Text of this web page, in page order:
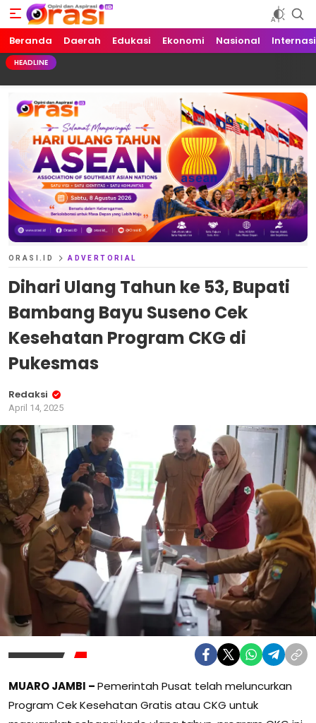
Orasi.ID
Opini dan Aspirasi!
Beranda Daerah Edukasi Ekonomi Nasional
HEADLINE
ORASI.ID ADVERTORIAL
Dihari Ulang Tahun ke 53, Bupati
Bambang Bayu Suseno Cek
Kesehatan Program CKG di
Pukesmas
Redaksi
April 14, 2025
MUARO JAMBI –Pemerintah Pusat telah meluncurkan
Program Cek Kesehatan Gratis atau CKG untuk